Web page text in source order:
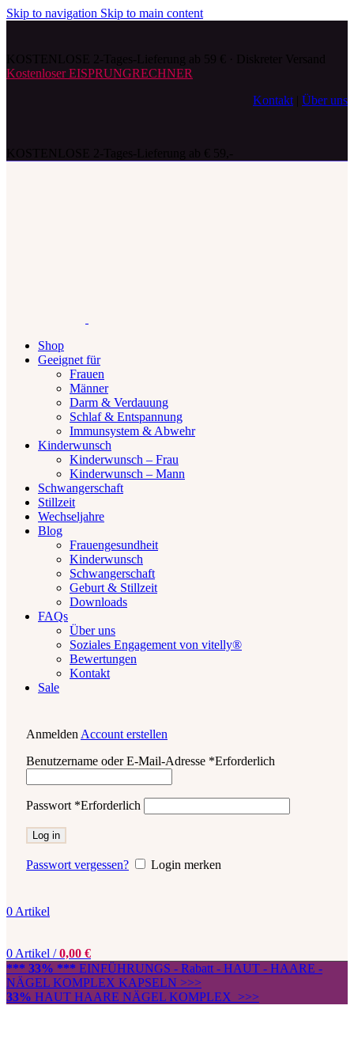
Skip to navigation Skip to main content
Kostenloser EISPRUNGRECHNER
Kontakt
Über uns
Shop
Geeignet für
Frauen
Männer
Darm & Verdauung
Schlaf & Entspannung
Immunsystem & Abwehr
Kinderwunsch
Kinderwunsch – Frau
Kinderwunsch – Mann
Schwangerschaft
Stillzeit
Wechseljahre
Blog
Frauengesundheit
Kinderwunsch
Schwangerschaft
Geburt & Stillzeit
Downloads
FAQs
Über uns
Soziales Engagement von vitelly®
Bewertungen
Kontakt
Sale
Anmelden Account erstellen
Benutzername oder E-Mail-Adresse *Erforderlich
Passwort *Erforderlich
Log in
Passwort vergessen? Login merken
0 Artikel
0 Artikel / 0,00 €
*** 33% *** EINFÜHRUNGS - Rabatt - HAUT - HAARE -
NÄGEL KOMPLEX KAPSELN >>>
33% HAUT HAARE NÄGEL KOMPLEX >>>